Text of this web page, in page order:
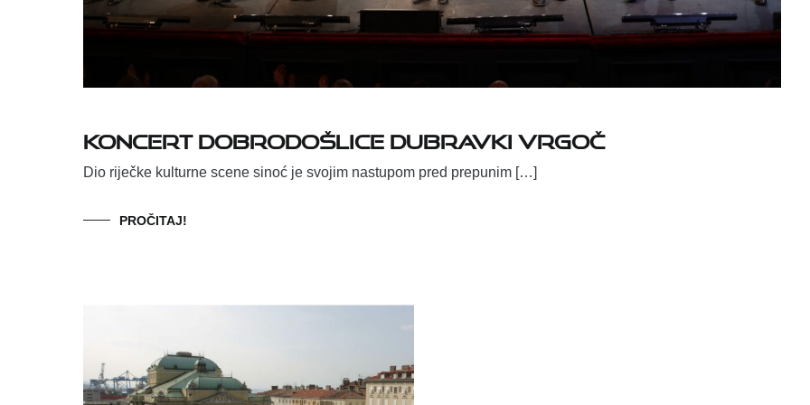
Koncert dobrodošlice Dubravki Vrgoč
Dio riječke kulturne scene sinoć je svojim nastupom pred prepunim […]
PROČITAJ!